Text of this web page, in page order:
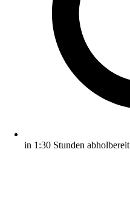
in 1:30 Stunden abholbereit